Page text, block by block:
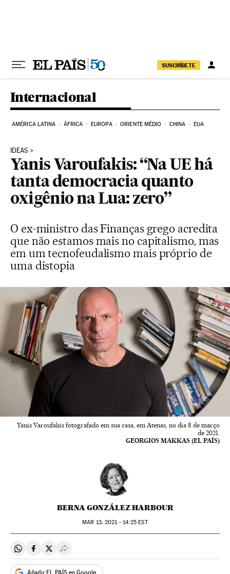
SUSCRÍBETE
Internacional
AMÉRICA LATINA ÁFRICA EUROPA ORIENTE MÉDIO CHINA EUA
IDEAS
Yanis Varoufakis: “Na UE há
tanta democracia quanto
oxigênio na Lua: zero”
O ex-ministro das Finanças grego acredita
que não estamos mais no capitalismo, mas
em um tecnofeudalismo mais próprio de
uma distopia
Yanis Varoufakis fotografado em sua casa, em Atenas, no dia 8 de março
de 2021.
GEORGIOS MAKKAS (EL PAÍS)
BERNA GONZÁLEZ HARBOUR
MAR 13, 2021 - 14:25 EST
Compartir en Whatsapp
Compartir en Facebook
Compartir en Twitter
Desplegar Redes Sociales
Añadir EL PAÍS en Google